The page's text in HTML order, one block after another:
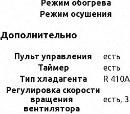
Режим обогрева
Режим осушения
Дополнительно
Пульт управления
есть
Таймер
есть
Тип хладагента
R 410A
Регулировка скорости
вращения
вентилятора
есть, 3